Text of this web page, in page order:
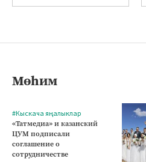
Мөһим
#Кыскача яңалыклар
«Татмедиа» и казанский
ЦУМ подписали
соглашение о
сотрудничестве